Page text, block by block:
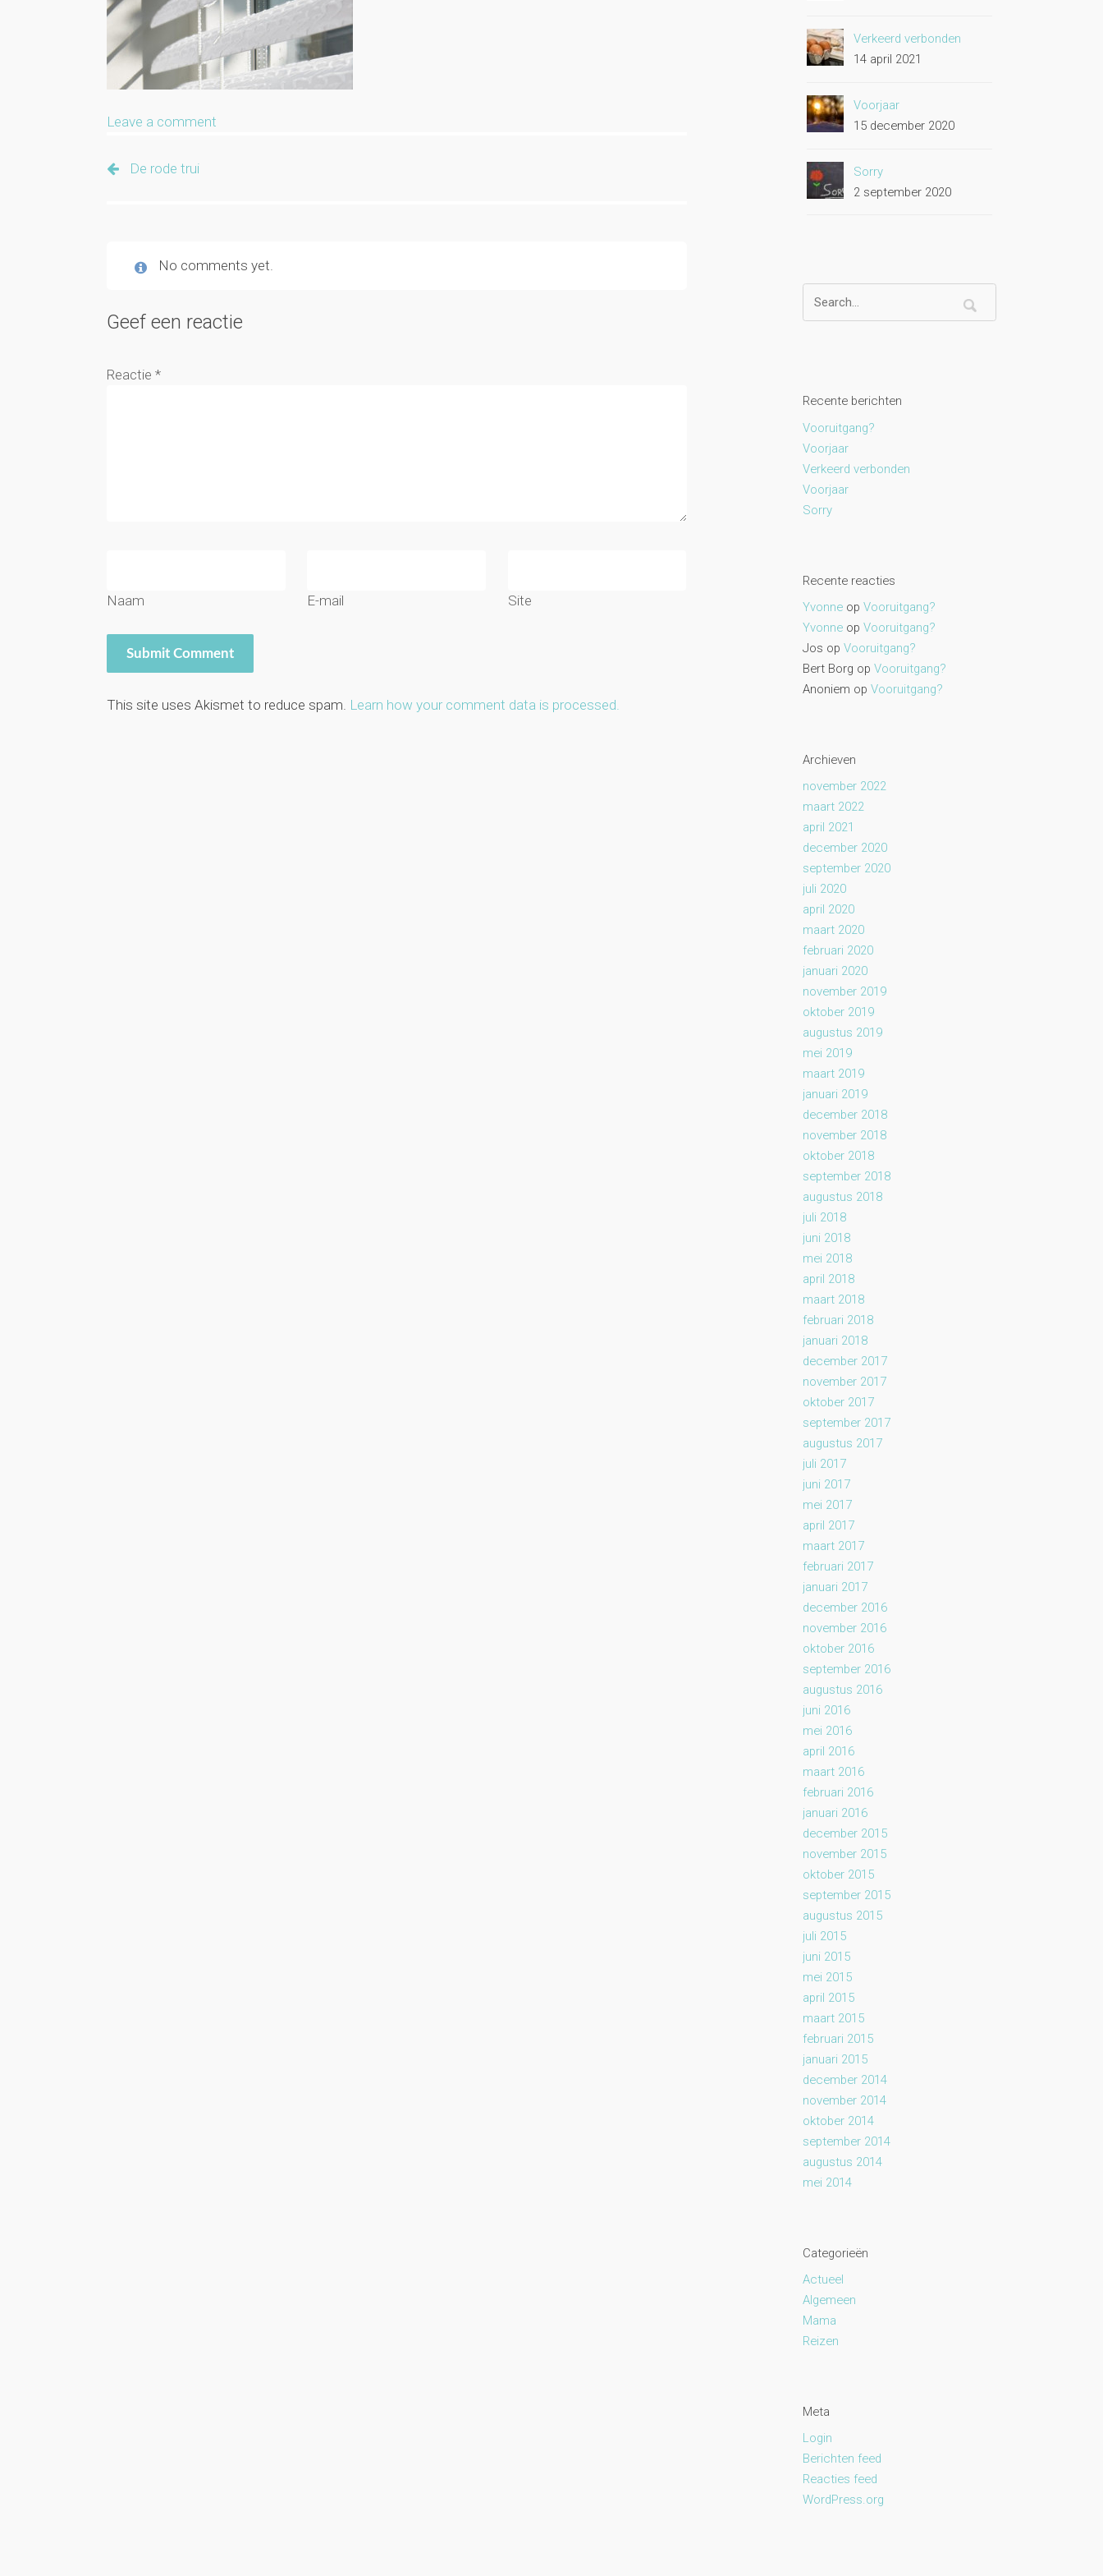
Leave a comment
De rode trui
No comments yet.
Geef een reactie
Reactie*
Naam E-mail Site
This site uses Akismet to reduce spam. Learn how your comment data is processed.
Verkeerd verbonden
14 april 2021
Voorjaar
15 december 2020
Sorry
2 september 2020
Recente berichten
Vooruitgang?
Voorjaar
Verkeerd verbonden
Voorjaar
Sorry
Recente reacties
Yvonne opVooruitgang?
Yvonne opVooruitgang?
Jos opVooruitgang?
Bert Borg opVooruitgang?
Anoniem opVooruitgang?
Archieven
november 2022
maart 2022
april 2021
december 2020
september 2020
juli 2020
april 2020
maart 2020
februari 2020
januari 2020
november 2019
oktober 2019
augustus 2019
mei 2019
maart 2019
januari 2019
december 2018
november 2018
oktober 2018
september 2018
augustus 2018
juli 2018
juni 2018
mei 2018
april 2018
maart 2018
februari 2018
januari 2018
december 2017
november 2017
oktober 2017
september 2017
augustus 2017
juli 2017
juni 2017
mei 2017
april 2017
maart 2017
februari 2017
januari 2017
december 2016
november 2016
oktober 2016
september 2016
augustus 2016
juni 2016
mei 2016
april 2016
maart 2016
februari 2016
januari 2016
december 2015
november 2015
oktober 2015
september 2015
augustus 2015
juli 2015
juni 2015
mei 2015
april 2015
maart 2015
februari 2015
januari 2015
december 2014
november 2014
oktober 2014
september 2014
augustus 2014
mei 2014
Categorieën
Actueel
Algemeen
Mama
Reizen
Meta
Login
Berichten feed
Reacties feed
WordPress.org